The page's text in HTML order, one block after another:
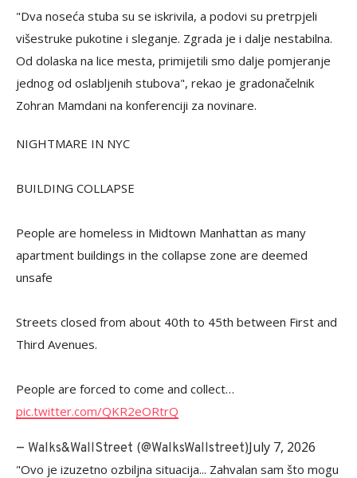
"Dva noseća stuba su se iskrivila, a podovi su pretrpjeli
višestruke pukotine i sleganje. Zgrada je i dalje nestabilna.
Od dolaska na lice mesta, primijetili smo dalje pomjeranje
jednog od oslabljenih stubova", rekao je gradonačelnik
Zohran Mamdani na konferenciji za novinare.
NIGHTMARE IN NYC
BUILDING COLLAPSE
People are homeless in Midtown Manhattan as many
apartment buildings in the collapse zone are deemed
unsafe
Streets closed from about 40th to 45th between First and
Third Avenues.
People are forced to come and collect…
pic.twitter.com/QKR2eORtrQ
— Walks&WallStreet (@WalksWallstreet)July 7, 2026
"Ovo je izuzetno ozbiljna situacija... Zahvalan sam što mogu